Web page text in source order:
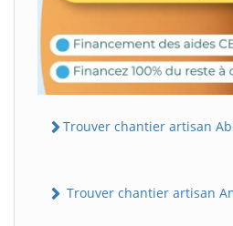
Trouver chantier artisan
Trouver chantier artisan